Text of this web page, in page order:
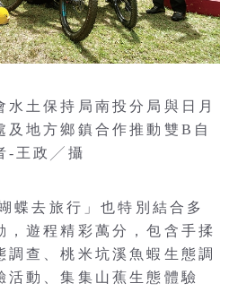
土保持局南投分局與日月
及地方鄉鎮合作推動雙B自
-王政╱攝
蝶去旅行」也特別結合多
，遊程精彩萬分，包含手揉
調查、桃米坑溪魚蝦生態調
活動、集集山蕉生態體驗